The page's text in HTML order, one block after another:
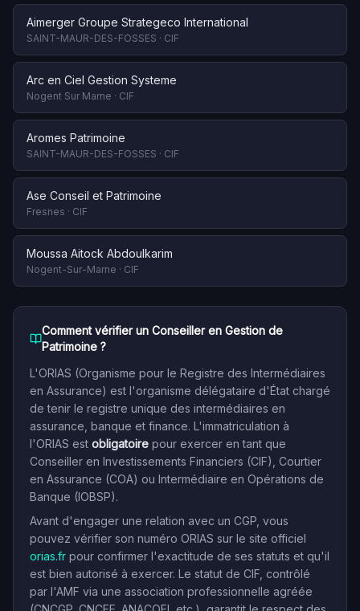
Aimerger Groupe Strategeco International
SAINT-MAUR-DES-FOSSES · CIF
Arc en Ciel Gestion Systeme
Nogent Sur Marne · CIF
Aromes Patrimoine
SAINT-MAUR-DES-FOSSES · CIF
Ase Conseil et Patrimoine
Fresnes · CIF
Moussa Aitock Abdoulkarim
Nogent-Sur-Marne · CIF
Comment vérifier un Conseiller en Gestion de
Patrimoine ?
L'ORIAS (Organisme pour le Registre des Intermédiaires
en Assurance) est l'organisme délégataire d'État chargé
de tenir le registre unique des intermédiaires en
assurance, banque et finance. L'immatriculation à
l'ORIAS est obligatoire pour exercer en tant que
Conseiller en Investissements Financiers (CIF), Courtier
en Assurance (COA) ou Intermédiaire en Opérations de
Banque (IOBSP).
Avant d'engager une relation avec un CGP, vous
pouvez vérifier son numéro ORIAS sur le site officiel
orias.fr pour confirmer l'exactitude de ses statuts et qu'il
est bien autorisé à exercer. Le statut de CIF, contrôlé
par l'AMF via une association professionnelle agréée